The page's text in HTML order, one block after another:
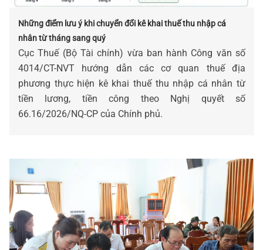
Những điểm lưu ý khi chuyển đổi kê khai thuế thu nhập cá
nhân từ tháng sang quý
Cục Thuế (Bộ Tài chính) vừa ban hành Công văn số
4014/CT-NVT hướng dẫn các cơ quan thuế địa
phương thực hiện kê khai thuế thu nhập cá nhân từ
tiền lương, tiền công theo Nghị quyết số
66.16/2026/NQ-CP của Chính phủ.